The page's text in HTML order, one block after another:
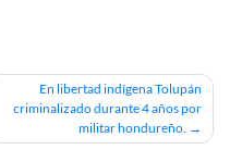
En libertad indígena Tolupán
criminalizado durante 4 años por
militar hondureño.